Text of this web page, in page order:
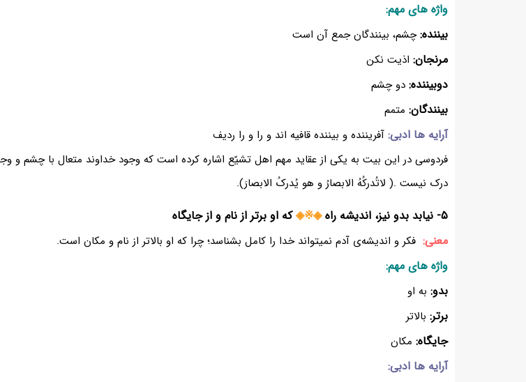
واژه های مهم:
بیننده:چشم، بینندگان جمع آن است
مرنجان: اذیت نکن
دوبیننده: دو چشم
بینندگان: متمم
آرایه ها ادبی: آفریننده و بیننده قافیه اند و را و را ردیف
فردوسی در این بیت به یکی از عقاید مهم اهل تشیّع اشاره کرده است که وجود خداوند متعال با چشم و
درک نیست .( لاتُدرکُهُ الابصارُ و هو یُدرکُ الابصارَ).
۵- نیابد بدو نیز، اندیشه راه ◈※◈که او برتر از نام و از جایگاه
معنی: فکر و اندیشه‌‌ی آدم نمیتواند خدا را کامل بشناسد؛ چرا که او بالاتر از نام و مکان است.
واژه های مهم:
بدو: به او
برتر: بالاتر
جایگاه: مکان
آرایه ها ادبی: